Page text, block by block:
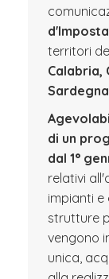
d'Imposta
territori
Calabria,
di un
dal 1°
relativi
impianti
strutture
vengono
unica,